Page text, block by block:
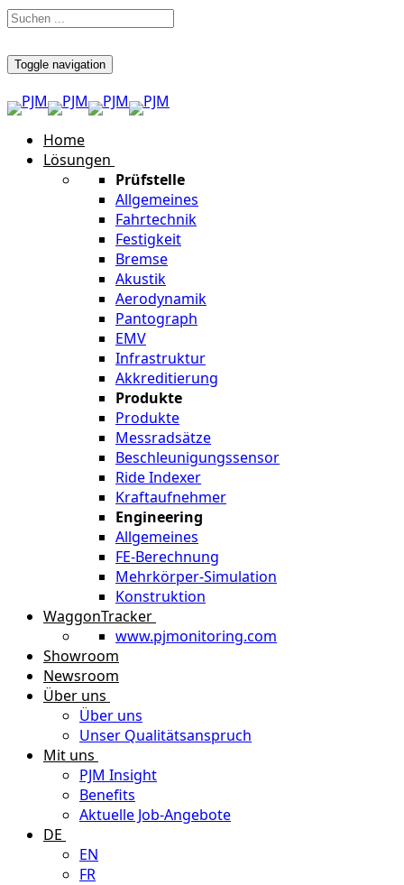
Toggle navigation
Home
Lösungen
Prüfstelle
Allgemeines
Fahrtechnik
Festigkeit
Bremse
Akustik
Aerodynamik
Pantograph
EMV
Infrastruktur
Akkreditierung
Produkte
Produkte
Messradsätze
Beschleunigungssensor
Ride Indexer
Kraftaufnehmer
Engineering
Allgemeines
FE-Berechnung
Mehrkörper-Simulation
Konstruktion
WaggonTracker
www.pjmonitoring.com
Showroom
Newsroom
Über uns
Über uns
Unser Qualitätsanspruch
Mit uns
PJM Insight
Benefits
Aktuelle Job-Angebote
DE
EN
FR